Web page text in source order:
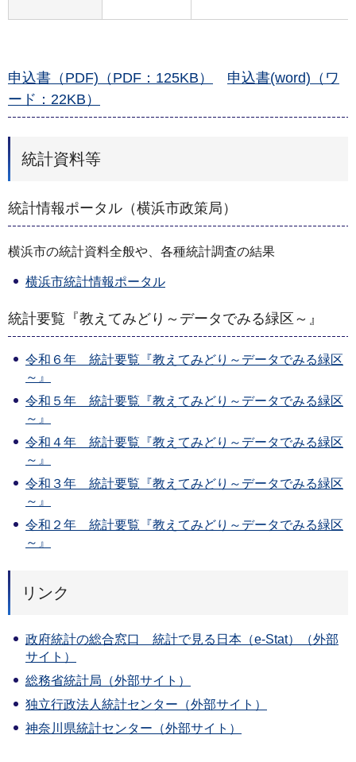
申込書（PDF)（PDF：125KB）
申込書(word)（ワ
ード：22KB）
統計資料等
統計情報ポータル（横浜市政策局）
横浜市の統計資料全般や、各種統計調査の結果
横浜市統計情報ポータル
統計要覧『教えてみどり～データでみる緑区～』
令和６年 統計要覧『教えてみどり～データでみる緑区
～』
令和５年 統計要覧『教えてみどり～データでみる緑区
～』
令和４年 統計要覧『教えてみどり～データでみる緑区
～』
令和３年 統計要覧『教えてみどり～データでみる緑区
～』
令和２年 統計要覧『教えてみどり～データでみる緑区
～』
リンク
政府統計の総合窓口 統計で見る日本（e-Stat）（外部
サイト）
総務省統計局（外部サイト）
独立行政法人統計センター（外部サイト）
神奈川県統計センター（外部サイト）